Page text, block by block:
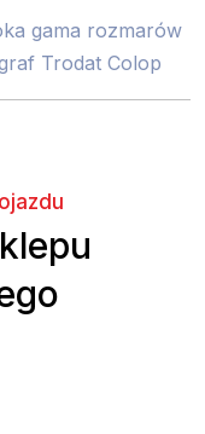
gama rozmarów
Trodat Colop